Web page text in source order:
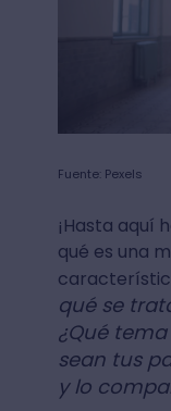
Fuente: Pexels
¡Hasta aquí
qué es una
qué se
¿Qué
sean tus
y lo